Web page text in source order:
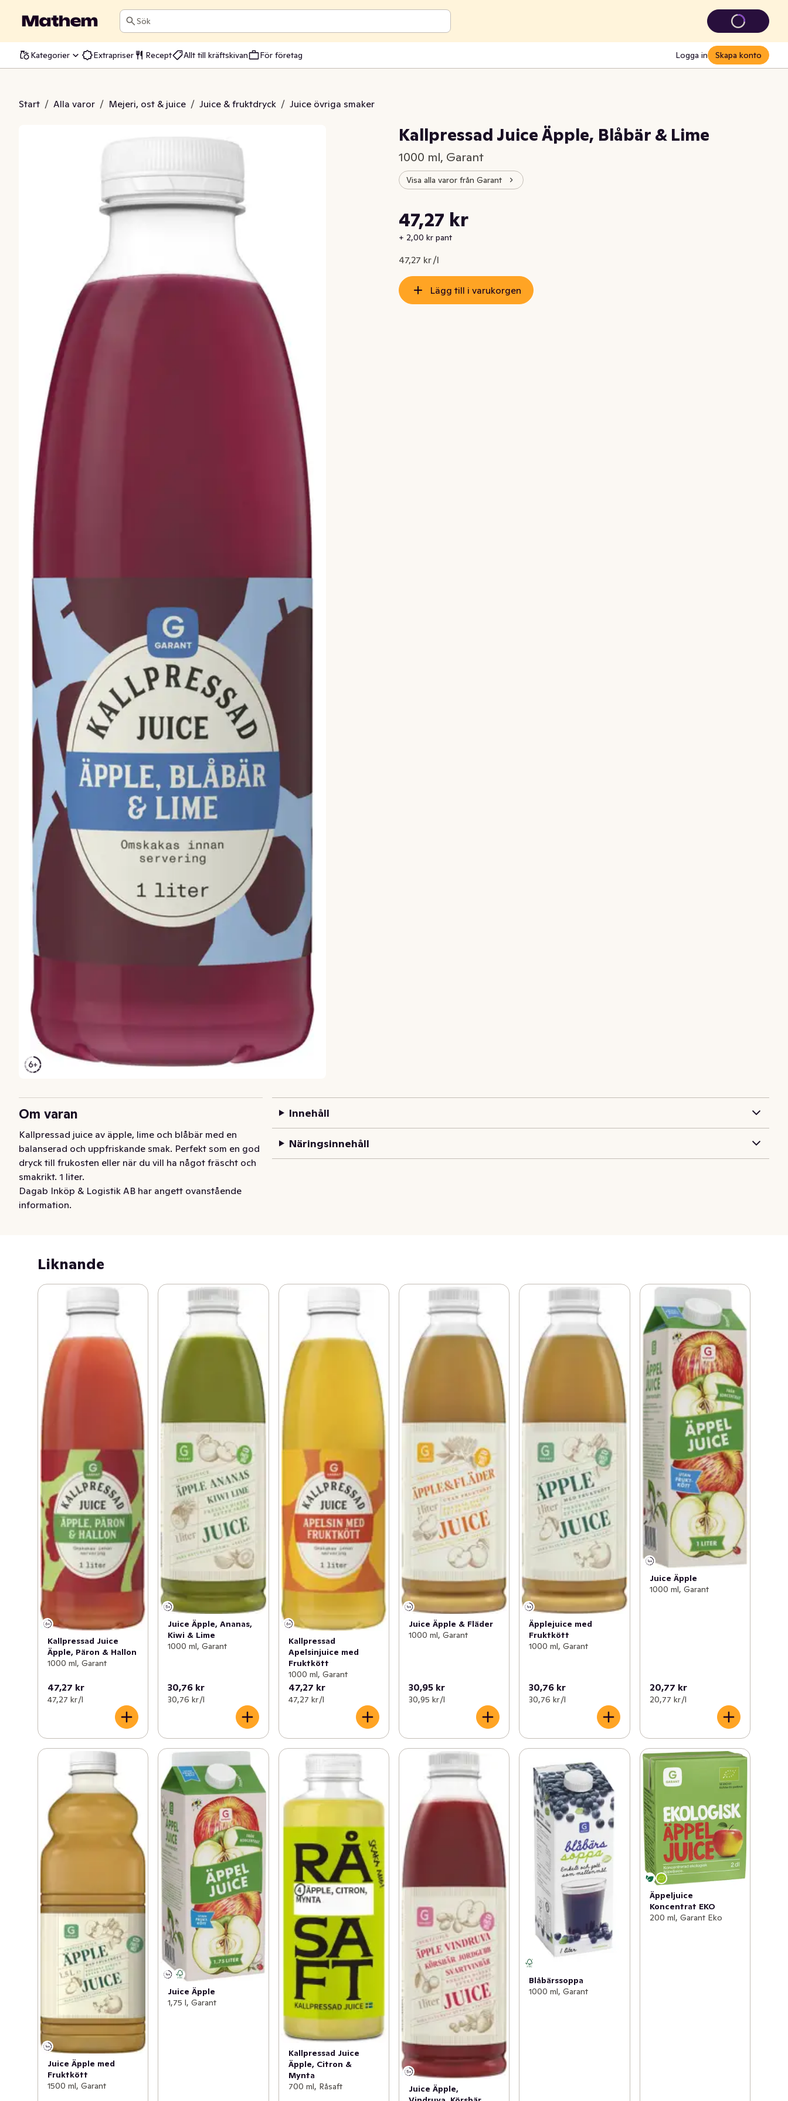
Sök
Kategorier Extrapriser Recept Allt till kräftskivan För företag Logga in Skapa konto
Start / Alla varor / Mejeri, ost & juice / Juice & fruktdryck / Juice övriga smaker
Äpple, Blåbär & Lime
Kallpressad Juice Äpple, Blåbär & Lime
1000 ml, Garant
Visa alla varor från Garant
Nuvarande pris är: 47,27 kr
47,27 kr
+ 2,00 kr pant
47,27 kr /l
Styckpris: 47,27 kr /l
Lägg till i varukorgen
Om varan
Kallpressad juice av äpple, lime och blåbär med en
balanserad och uppfriskande smak. Perfekt som en god
dryck till frukosten eller när du vill ha något fräscht och
smakrikt. 1 liter.
Dagab Inköp & Logistik AB har angett ovanstående
information.
Innehåll
Näringsinnehåll
Liknande
Kallpressad Juice
Äpple, Päron & Hallon
1000 ml, Garant
47,27 kr
47,27 kr /l
Juice Äpple, Ananas,
Kiwi & Lime
1000 ml, Garant
30,76 kr
30,76 kr /l
Kallpressad
Apelsinjuice med
Fruktkött
1000 ml, Garant
47,27 kr
47,27 kr /l
Juice Äpple & Fläder
1000 ml, Garant
30,95 kr
30,95 kr /l
Äpplejuice med
Fruktkött
1000 ml, Garant
30,76 kr
30,76 kr /l
Juice Äpple
1000 ml, Garant
20,77 kr
20,77 kr /l
Juice Äpple med
Fruktkött
1500 ml, Garant
Juice Äpple
1,75 l, Garant
Kallpressad Juice
Äpple, Citron &
Mynta
700 ml, Råsaft
Juice Äpple,
Blåbärssoppa
1000 ml, Garant
Äppeljuice
Koncentrat EKO
200 ml, Garant Eko